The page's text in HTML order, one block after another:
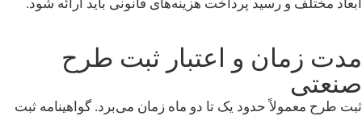
ابعاد مختلف و رسید پرداخت هزینه‌های قانونی باید ارائه شود.
مدت زمان و اعتبار ثبت طرح
صنعتی
ثبت طرح معمولاً حدود یک تا دو ماه زمان می‌برد. گواهینامه ثبت